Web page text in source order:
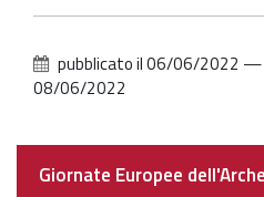
pubblicato il06/06/2022 —
08/06/2022
Navigazione
Giornate Europee